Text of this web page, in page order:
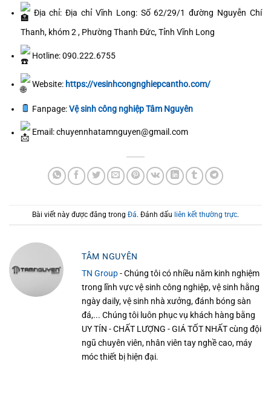
Địa chỉ:Địa chỉ Vĩnh Long: Số 62/29/1 đường Nguyễn Chí
Thanh, khóm 2 , Phường Thanh Đức, Tỉnh Vĩnh Long
Hotline: 090.222.6755
Website: https://vesinhcongnghiepcantho.com/
Fanpage:Vệ sinh công nghiệp Tâm Nguyên
Email: chuyennhatamnguyen@gmail.com
Bài viết này được đăng trong Đá. Đánh dấu liên kết thường trực.
TÂM NGUYÊN
TN Group- Chúng tôi có nhiều năm kinh nghiệm
trong lĩnh vực vệ sinh công nghiệp, vệ sinh hằng
ngày daily, vệ sinh nhà xưởng, đánh bóng sàn
đá,... Chúng tôi luôn phục vụ khách hàng bằng
UY TÍN - CHẤT LƯỢNG - GIÁ TỐT NHẤT cùng đội
ngũ chuyên viên, nhân viên tay nghề cao, máy
móc thiết bị hiện đại.